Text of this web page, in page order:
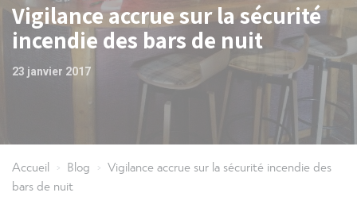
Vigilance accrue sur la sécurité
incendie des bars de nuit
23 janvier 2017
Accueil > Blog > Vigilance accrue sur la sécurité incendie des
bars de nuit